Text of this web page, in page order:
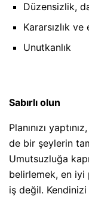
Düzensizlik,
Kararsızlık
Unutkanlık
Sabırlı olun
Planınızı
de bir şeylerin
Umutsuzluğa
belirlemek, en iyi
iş değil.